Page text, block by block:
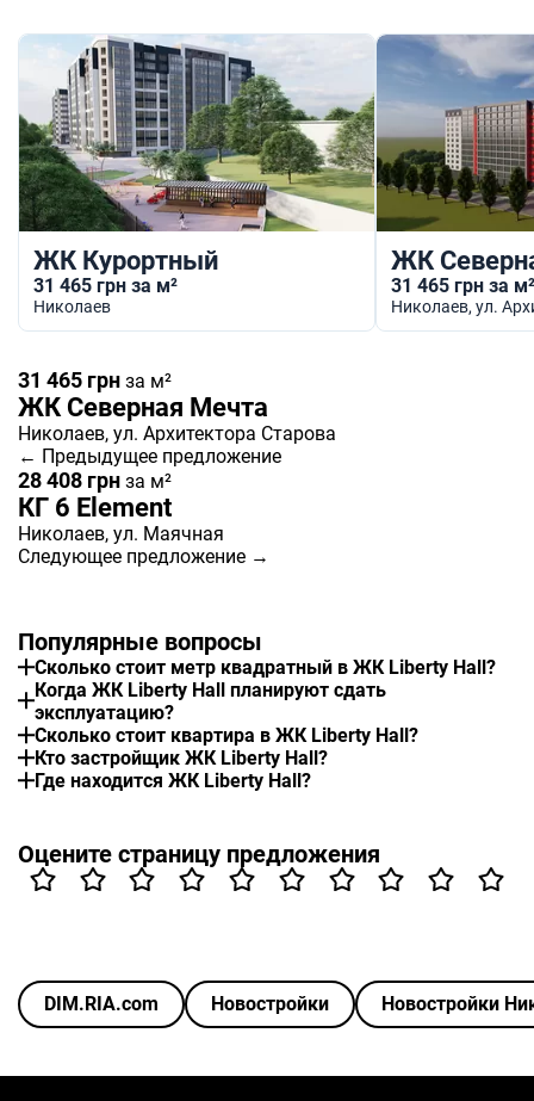
ЖК Курортный
31 465 грн за м²
Николаев
ЖК
31 465 грн за м²
Николаев, ул.
31 465 грн за м²
ЖК Северная Мечта
Николаев, ул. Архитектора Старова
← Предыдущее предложение
28 408 грн за м²
КГ 6 Element
Николаев, ул. Маячная
Следующее предложение →
Популярные вопросы
Сколько стоит метр квадратный в ЖК Liberty Hall?
Когда ЖК Liberty Hall планируют сдать
эксплуатацию?
Сколько стоит квартира в ЖК Liberty Hall?
Кто застройщик ЖК Liberty Hall?
Где находится ЖК Liberty Hall?
Оцените страницу предложения
DIM.RIA.com Новостройки Новостройки